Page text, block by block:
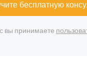
бесплатную
вы принимаете